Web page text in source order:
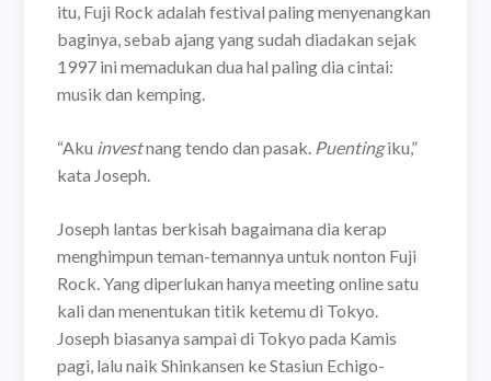
itu, Fuji Rock adalah festival paling menyenangkan
baginya, sebab ajang yang sudah diadakan sejak
1997 ini memadukan dua hal paling dia cintai:
musik dan kemping.
“Aku investnang tendo dan pasak. Puentingiku,”
kata Joseph.
Joseph lantas berkisah bagaimana dia kerap
menghimpun teman-temannya untuk nonton Fuji
Rock. Yang diperlukan hanya meeting online satu
kali dan menentukan titik ketemu di Tokyo.
Joseph biasanya sampai di Tokyo pada Kamis
pagi, lalu naik Shinkansen ke Stasiun Echigo-